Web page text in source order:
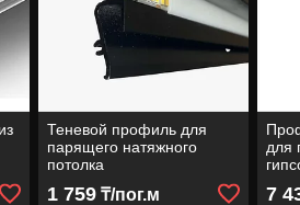
Теневой профиль для
парящего натяжного
потолка
1 759₸/пог.м
для
7